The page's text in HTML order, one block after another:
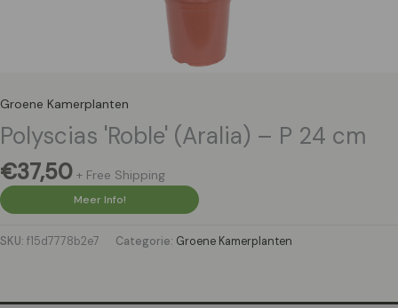
Groene Kamerplanten
Polyscias 'Roble' (Aralia) – P 24 cm
€37,50 + Free Shipping
Meer Info!
SKU: f15d7778b2e7 Categorie: Groene Kamerplanten